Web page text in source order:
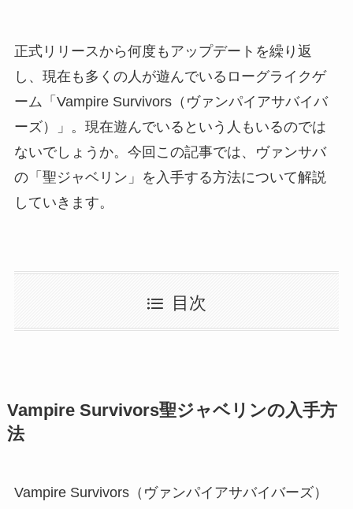
正式リリースから何度もアップデートを繰り返
し、現在も多くの人が遊んでいるローグライクゲ
ーム「Vampire Survivors（ヴァンパイアサバイバ
ーズ）」。現在遊んでいるという人もいるのでは
ないでしょうか。今回この記事では、ヴァンサバ
の「聖ジャベリン」を入手する方法について解説
していきます。
目次
Vampire Survivors聖ジャベリンの入手方
法
Vampire Survivors（ヴァンパイアサバイバーズ）